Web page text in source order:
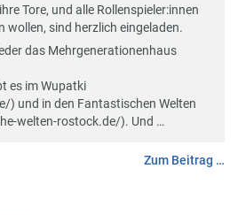
Tore, und alle Rollenspieler:innen
wollen, sind herzlich eingeladen.
das Mehrgenerationenhaus
es im Wupatki
und in den Fantastischen Welten
welten-rostock.de/). Und …
Zum Beitrag …